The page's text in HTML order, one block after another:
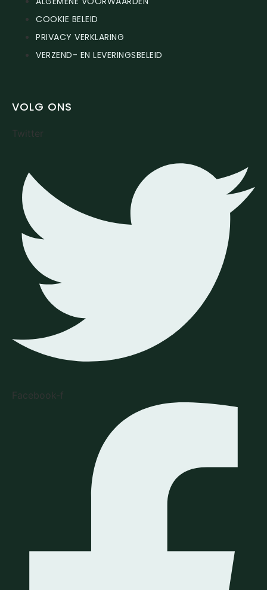
COOKIE BELEID
PRIVACY VERKLARING
VERZEND- EN LEVERINGSBELEID
VOLG ONS
Twitter
Facebook-f